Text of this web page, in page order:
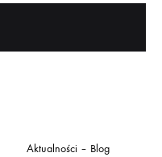
Aktualności – Blog